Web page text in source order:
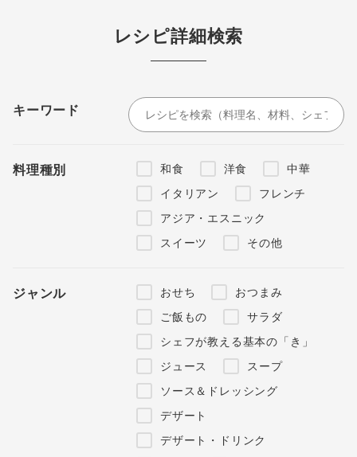
レシピ詳細検索
キーワード
料理種別 和食 洋食
中華
イタリアン
フレンチ
アジア・エスニック
スイーツ
その他
ジャンル おせち
おつまみ
ご飯もの
サラダ
シェフが教える基本の「き」
ジュース
スープ
ソース＆ドレッシング
デザート
デザート・ドリンク